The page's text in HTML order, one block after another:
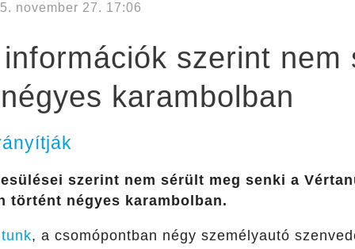
november 27. 17:06
szerint nem
karambolban
szerint nem sérült meg senki a
történt négyes karambolban.
, a csomópontban négy személyautó